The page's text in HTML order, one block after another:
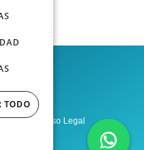
Aviso Legal
TODO